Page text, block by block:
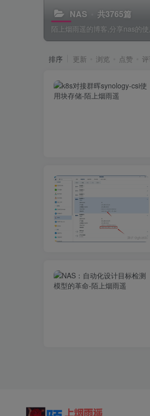
NAS 共3765篇
陌上烟雨遥的博客,分享nas的
排序 更新 浏览 点赞